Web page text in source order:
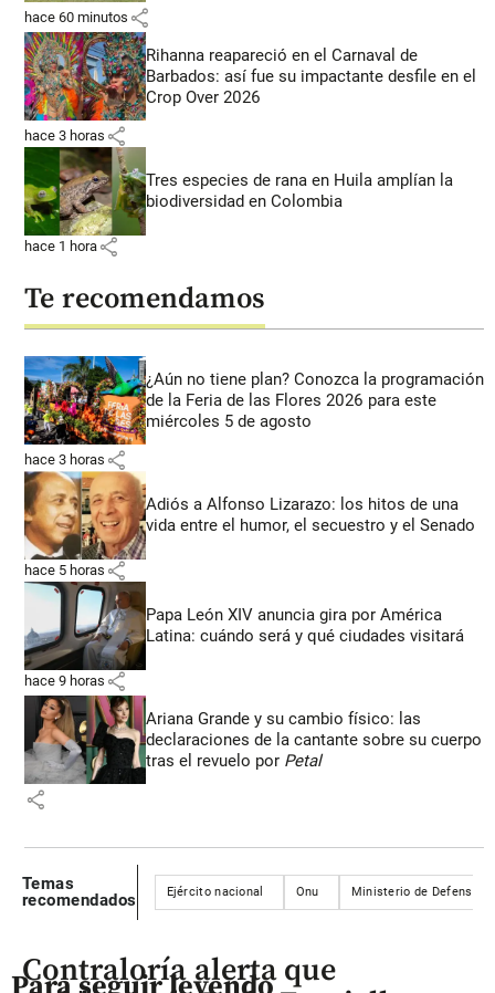
hace 60 minutos share
Rihanna reapareció en el Carnaval de
Barbados: así fue su impactante desfile en el
Crop Over 2026
hace 3 horas share
Tres especies de rana en Huila amplían la
biodiversidad en Colombia
hace 1 hora share
Te recomendamos
¿Aún no tiene plan? Conozca la programación
de la Feria de las Flores 2026 para este
miércoles 5 de agosto
hace 3 horas share
Adiós a Alfonso Lizarazo: los hitos de una
vida entre el humor, el secuestro y el Senado
hace 5 horas share
Papa León XIV anuncia gira por América
Latina: cuándo será y qué ciudades visitará
hace 9 horas share
Ariana Grande y su cambio físico: las
declaraciones de la cantante sobre su cuerpo
tras el revuelo por Petal
share
Temas
recomendados
Ejército nacional Onu Ministerio de Defensa
Contraloría alerta que